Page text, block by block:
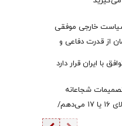
سیاست خارجی موفقی
از قدرت دفاعی و
با ایران قرار دارد
شجاعانه
پزشکیان بود/ به دولت پزشکیان نمره بالای ۱۶ یا ۱۷ می‌دهم/
بود، کشور با